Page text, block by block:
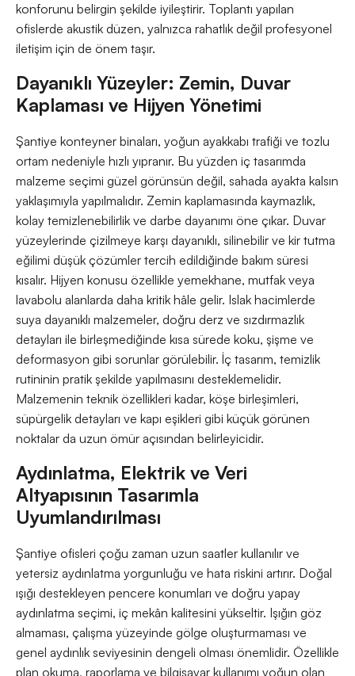
konforunu belirgin şekilde iyileştirir. Toplantı yapılan
ofislerde akustik düzen, yalnızca rahatlık değil profesyonel
iletişim için de önem taşır.
Dayanıklı Yüzeyler: Zemin, Duvar
Kaplaması ve Hijyen Yönetimi
Şantiye konteyner binaları, yoğun ayakkabı trafiği ve tozlu
ortam nedeniyle hızlı yıpranır. Bu yüzden iç tasarımda
malzeme seçimi güzel görünsün değil, sahada ayakta kalsın
yaklaşımıyla yapılmalıdır. Zemin kaplamasında kaymazlık,
kolay temizlenebilirlik ve darbe dayanımı öne çıkar. Duvar
yüzeylerinde çizilmeye karşı dayanıklı, silinebilir ve kir tutma
eğilimi düşük çözümler tercih edildiğinde bakım süresi
kısalır. Hijyen konusu özellikle yemekhane, mutfak veya
lavabolu alanlarda daha kritik hâle gelir. Islak hacimlerde
suya dayanıklı malzemeler, doğru derz ve sızdırmazlık
detayları ile birleşmediğinde kısa sürede koku, şişme ve
deformasyon gibi sorunlar görülebilir. İç tasarım, temizlik
rutininin pratik şekilde yapılmasını desteklemelidir.
Malzemenin teknik özellikleri kadar, köşe birleşimleri,
süpürgelik detayları ve kapı eşikleri gibi küçük görünen
noktalar da uzun ömür açısından belirleyicidir.
Aydınlatma, Elektrik ve Veri
Altyapısının Tasarımla
Uyumlandırılması
Şantiye ofisleri çoğu zaman uzun saatler kullanılır ve
yetersiz aydınlatma yorgunluğu ve hata riskini artırır. Doğal
ışığı destekleyen pencere konumları ve doğru yapay
aydınlatma seçimi, iç mekân kalitesini yükseltir. Işığın göz
almaması, çalışma yüzeyinde gölge oluşturmaması ve
genel aydınlık seviyesinin dengeli olması önemlidir. Özellikle
plan okuma, raporlama ve bilgisayar kullanımı yoğun olan